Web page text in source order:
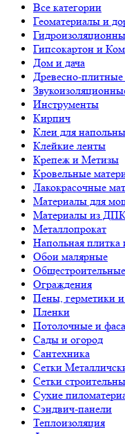
Все категории
Геоматериалы и
Гипсокартон и
Дом и дача
Древесно-
Инструменты
Кирпич
Клеи для
Клейкие ленты
Крепеж и Метизы
Кровельные
Лакокрасочные
Материалы для
Материалы из
Металлопрокат
Напольная плитка
Обои малярные
Ограждения
Пены, герметики
Пленки
Потолочные и
Сады и огород
Сантехника
Сетки
Сетки
Сухие
Сэндвич-панели
Теплоизоляция